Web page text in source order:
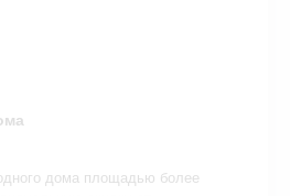
дома площадью более